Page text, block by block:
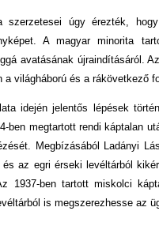
szerzetesei úgy érezték,
A magyar minorita
avatásának újraindításáról.
világháború és a rákövetkező
idején jelentős lépések
ben megtartott rendi káptalan
Megbízásából Ladányi
az egri érseki levéltárból
1937-ben tartott miskolci
is megszerezhesse az